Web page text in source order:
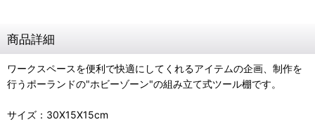
商品詳細
ワークスペースを便利で快適にしてくれるアイテムの企画、制作を
行うポーランドの"ホビーゾーン"の組み立て式ツール棚です。
サイズ：30X15X15cm